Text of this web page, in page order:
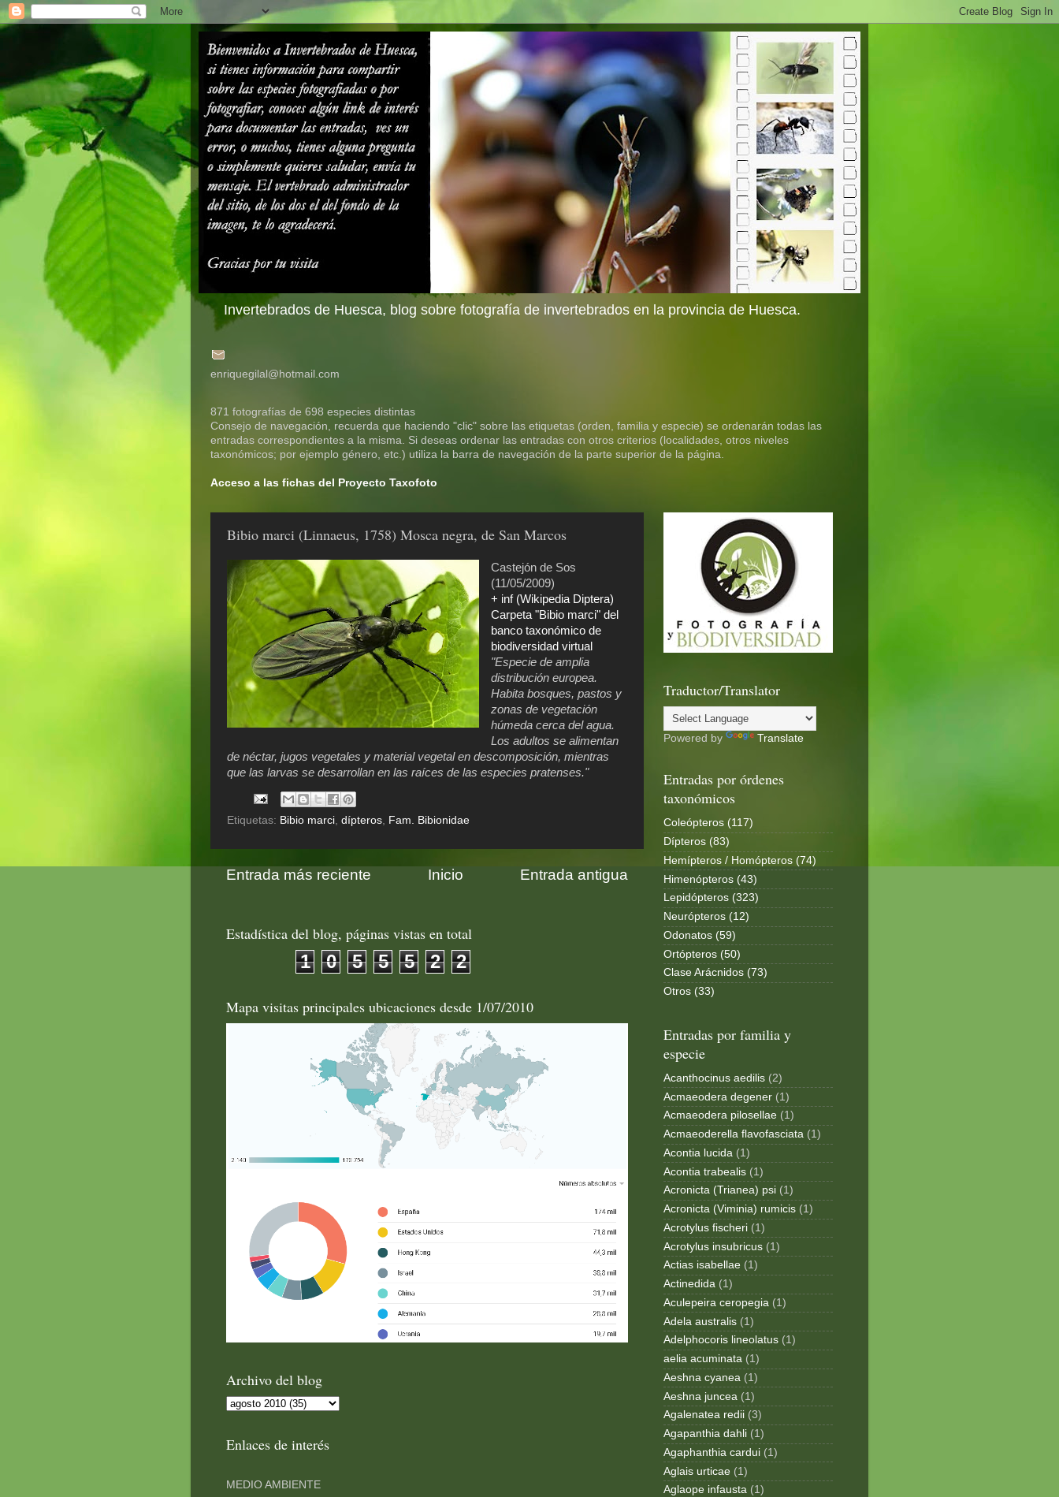
Invertebrados de Huesca, blog sobre fotografía de invertebrados en la provincia de Huesca.
enriquegilal@hotmail.com
871 fotografías de 698 especies distintas
Consejo de navegación, recuerda que haciendo "clic" sobre las etiquetas (orden, familia y especie) se ordenarán todas las
entradas correspondientes a la misma. Si deseas ordenar las entradas con otros criterios (localidades, otros niveles
taxonómicos; por ejemplo género, etc.) utiliza la barra de navegación de la parte superior de la página.
Acceso a las fichas del Proyecto Taxofoto
Bibio marci (Linnaeus, 1758) Mosca negra, de San Marcos
Castejón de Sos
(11/05/2009)
+ inf (Wikipedia Diptera)
Carpeta "Bibio marci" del
banco taxonómico de
biodiversidad virtual
"Especie de amplia
distribución europea.
Habita bosques, pastos y
zonas de vegetación
húmeda cerca del agua.
Los adultos se alimentan
de néctar, jugos vegetales y material vegetal en descomposición, mientras
que las larvas se desarrollan en las raíces de las especies pratenses."
Etiquetas: Bibio marci dípteros Fam. Bibionidae
Entrada más reciente Entrada antigua
Inicio
Estadística del blog, páginas vistas en total
1 0 5 5 5 2 2
Mapa visitas principales ubicaciones desde 1/07/2010
Archivo del blog
Enlaces de interés
MEDIO AMBIENTE
Traductor/Translator
Powered by Translate
Entradas por órdenes
taxonómicos
Coleópteros (117)
Dípteros (83)
Hemípteros / Homópteros (74)
Himenópteros (43)
Lepidópteros (323)
Neurópteros (12)
Odonatos (59)
Ortópteros (50)
Clase Arácnidos (73)
Otros (33)
Entradas por familia y
especie
Acanthocinus aedilis (2)
Acmaeodera degener (1)
Acmaeodera pilosellae (1)
Acmaeoderella flavofasciata (1)
Acontia lucida (1)
Acontia trabealis (1)
Acronicta (Trianea) psi (1)
Acronicta (Viminia) rumicis (1)
Acrotylus fischeri (1)
Acrotylus insubricus (1)
Actias isabellae (1)
Actinedida (1)
Aculepeira ceropegia (1)
Adela australis (1)
Adelphocoris lineolatus (1)
aelia acuminata (1)
Aeshna cyanea (1)
Aeshna juncea (1)
Agalenatea redii (3)
Agapanthia dahli (1)
Agaphanthia cardui (1)
Aglais urticae (1)
Aglaope infausta (1)